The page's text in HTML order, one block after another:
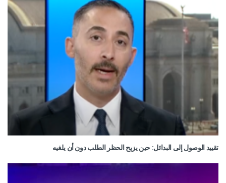
تقييد الوصول إلى البدائل: حين يزيح الحظر الطلب دون أن يلغيه